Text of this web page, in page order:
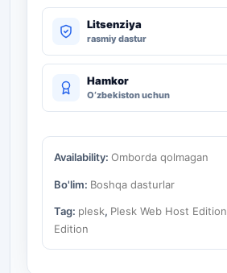
Litsenziya
rasmiy dastur
Hamkor
O‘zbekiston uchun
Availability: Omborda qolmagan
Bo'lim: Boshqa dasturlar
Tag: plesk, Plesk Web Host Edition
Edition